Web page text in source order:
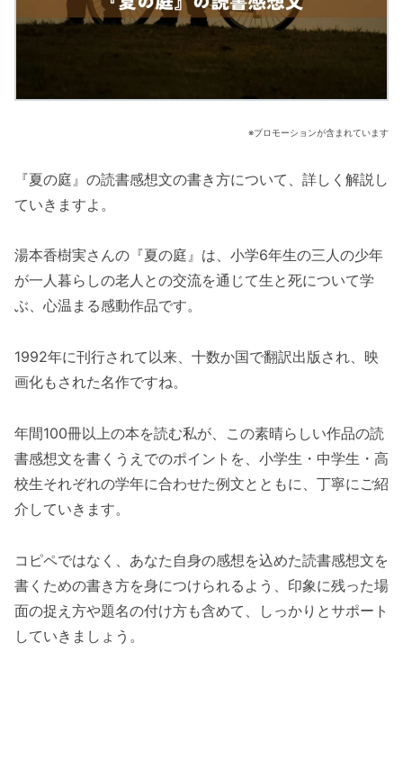
※プロモーションが含まれています
『夏の庭』の読書感想文の書き方について、詳しく解説し
ていきますよ。
湯本香樹実さんの『夏の庭』は、小学6年生の三人の少年
が一人暮らしの老人との交流を通じて生と死について学
ぶ、心温まる感動作品です。
1992年に刊行されて以来、十数か国で翻訳出版され、映
画化もされた名作ですね。
年間100冊以上の本を読む私が、この素晴らしい作品の読
書感想文を書くうえでのポイントを、小学生・中学生・高
校生それぞれの学年に合わせた例文とともに、丁寧にご紹
介していきます。
コピペではなく、あなた自身の感想を込めた読書感想文を
書くための書き方を身につけられるよう、印象に残った場
面の捉え方や題名の付け方も含めて、しっかりとサポート
していきましょう。